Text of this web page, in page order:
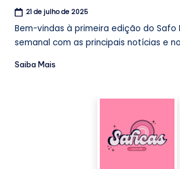
21 de julho de 2025
Bem-vindas à primeira edição do Safo
semanal com as principais notícias e
Saiba Mais